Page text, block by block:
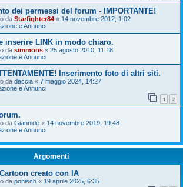
dei permessi del forum - IMPORTANTE!
da Starfighter84 « 14 novembre 2012, 1:02
e Annunci
inserire LINK in modo chiaro.
da simmons « 25 agosto 2010, 11:18
e Annunci
Inserimento foto di altri siti.
da daccia « 7 maggio 2024, 14:27
e Annunci
1 2
da Giannide « 14 novembre 2019, 19:48
e Annunci
Argomenti
creato con IA
da ponisch « 19 aprile 2025, 6:35